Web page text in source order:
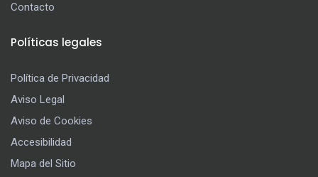
Contacto
Políticas legales
Política de Privacidad
Aviso Legal
Aviso de Cookies
Accesibilidad
Mapa del Sitio